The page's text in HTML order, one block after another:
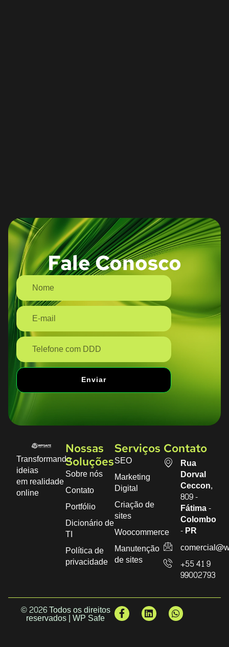
Fale Conosco
Enviar
Transformando
ideias
em realidade
online
Nossas
Soluções
Sobre nós
Contato
Portfólio
Dicionário de
TI
Política de
privacidade
Serviços
SEO
Marketing
Digital
Criação de
sites
Woocommerce
Manutenção
de sites
Contato
Rua
Dorval
Ceccon,
809 -
Fátima -
Colombo
- PR
+55 41 9
99002793
© 2026 Todos os direitos
reservados | WP Safe